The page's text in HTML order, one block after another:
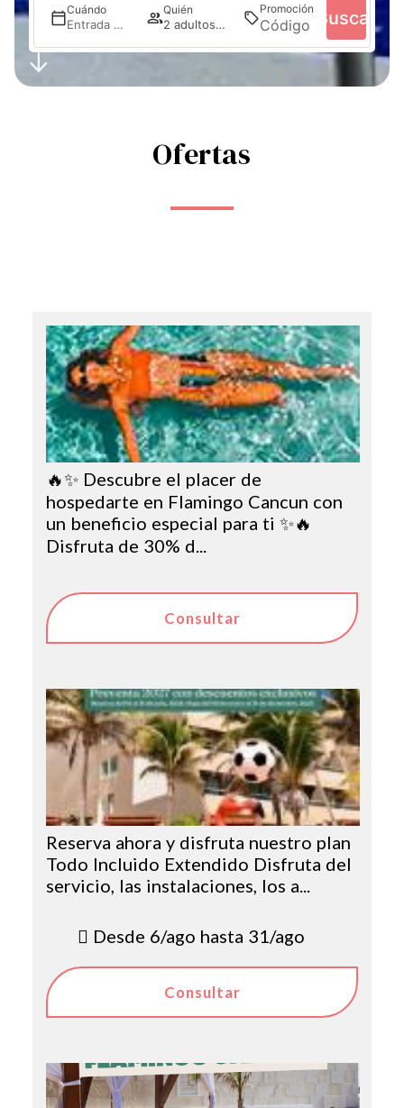
Cuándo
Entrada — Salida
Quién
2 adultos · 1 habitación
Promoción Buscar
Ofertas
🔥✨ Descubre el placer de
hospedarte en Flamingo Cancun con
un beneficio especial para ti ✨🔥
Disfruta de 30% d...
Consultar
Reserva ahora y disfruta nuestro plan
Todo Incluido Extendido Disfruta del
servicio, las instalaciones, los a...
Desde 6/ago hasta 31/ago
Consultar